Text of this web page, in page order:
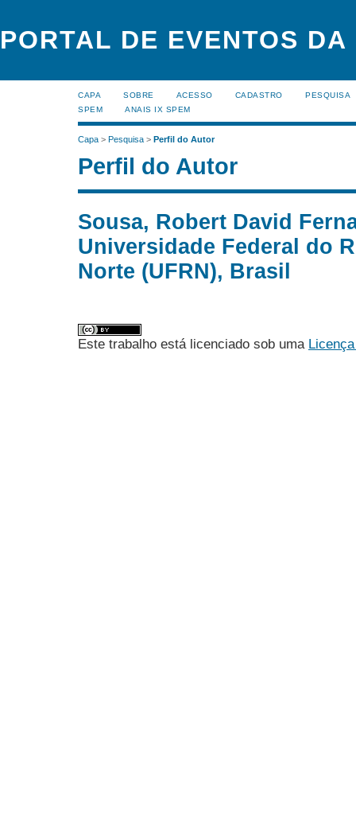
PORTAL DE EVENTOS DA
CAPA SOBRE ACESSO CADASTRO
PESQUISA
SPEM
ANAIS IX SPEM
Capa > Pesquisa > Perfil do Autor
Perfil do Autor
Sousa, Robert David
Universidade Federal do
Norte (UFRN), Brasil
Este trabalho está licenciado sob uma